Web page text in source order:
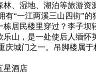
、湿地、湖泊等旅游资
有“一江两溪三山四街”
居民楼里穿过？李子坝
山，是一处使后人缅怀
庆城门之一。吊脚楼属
星酒店